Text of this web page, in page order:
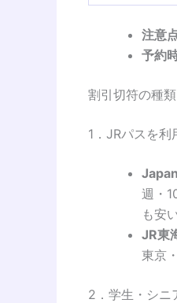
注意
予約
割引切符の種
1．JRパスを
週・
も安
JR東
東京
2．学生・シニ